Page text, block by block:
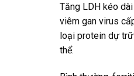
Tăng LDH kéo
viêm gan virus
loại protein dự
thể.